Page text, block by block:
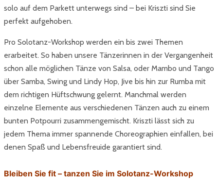
solo auf dem Parkett unterwegs sind – bei Kriszti sind Sie
perfekt aufgehoben.
Pro Solotanz-Workshop werden ein bis zwei Themen
erarbeitet. So haben unsere Tänzerinnen in der Vergangenheit
schon alle möglichen Tänze von Salsa, oder Mambo und Tango
über Samba, Swing und Lindy Hop, Jive bis hin zur Rumba mit
dem richtigen Hüftschwung gelernt. Manchmal werden
einzelne Elemente aus verschiedenen Tänzen auch zu einem
bunten Potpourri zusammengemischt. Kriszti lässt sich zu
jedem Thema immer spannende Choreographien einfallen, bei
denen Spaß und Lebensfreuide garantiert sind.
Bleiben Sie fit – tanzen Sie im Solotanz-Workshop